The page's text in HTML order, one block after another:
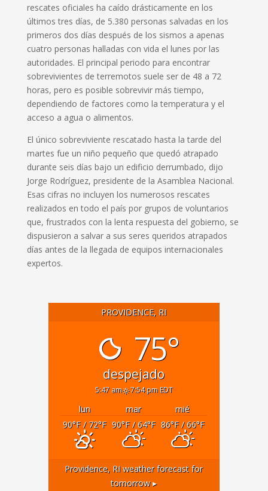
rescates oficiales ha caído drásticamente en los
últimos tres días, de 5.380 personas salvadas en los
primeros dos días después de los sismos a apenas
cuatro personas halladas con vida el lunes por las
autoridades. El principal periodo para encontrar
sobrevivientes de terremotos suele ser de 48 a 72
horas, pero es posible sobrevivir más tiempo,
dependiendo de factores como la temperatura y el
acceso a agua o alimentos.
El único sobreviviente rescatado hasta la tarde del
martes fue un niño pequeño que quedó atrapado
durante seis días bajo un edificio derrumbado, dijo
Jorge Rodríguez, presidente de la Asamblea Nacional.
Esas cifras no incluyen los numerosos rescates
realizados en todo el país por grupos de voluntarios
que, frustrados con la lenta respuesta del gobierno, se
dispusieron a salvar a sus seres queridos atrapados
días antes de la llegada de equipos internacionales
expertos.
PROVIDENCE, RI
75°
despejado
5:47 am 7:54 pm EDT
lun mar
mié
90°F/ 72°F 90°F/ 64°F 86°F/ 66°F
Providence, RI weather forecast for
tomorrow ▸